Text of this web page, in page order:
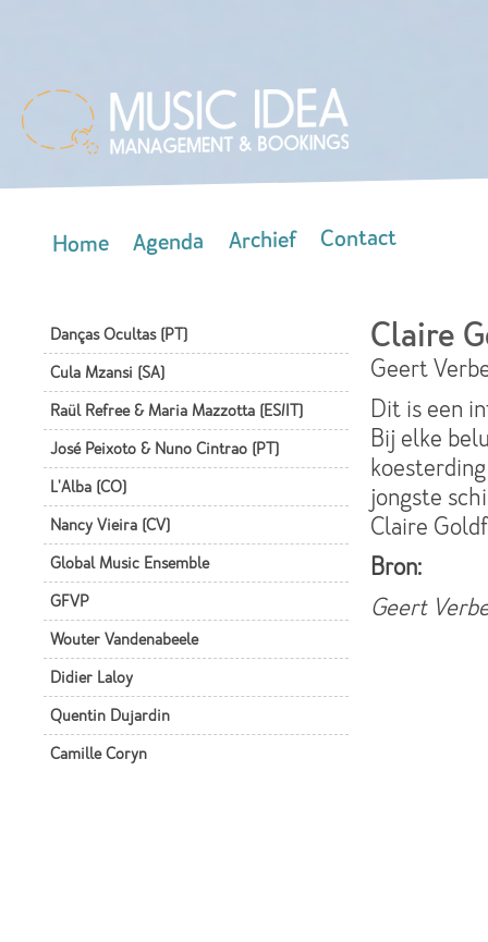
Home Agenda Archief Contact
Danças Ocultas (PT)
Cula Mzansi (SA)
Raül Refree & Maria Mazzotta (ES/IT)
José Peixoto & Nuno Cintrao (PT)
L'Alba (CO)
Nancy Vieira (CV)
Global Music Ensemble
GFVP
Wouter Vandenabeele
Didier Laloy
Quentin Dujardin
Camille Coryn
Claire
Geert
Dit is een
Bij elke
jongste
Claire
Bron:
Geert